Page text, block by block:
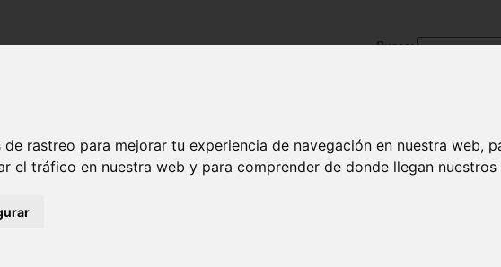
rastreo para mejorar tu experiencia de navegación en nuestra web,
el tráfico en nuestra web y para comprender de donde llegan nuestros
Busca:
|Ensaladas| Pescados y mariscos| Carnes y aves| Postres|Bebida